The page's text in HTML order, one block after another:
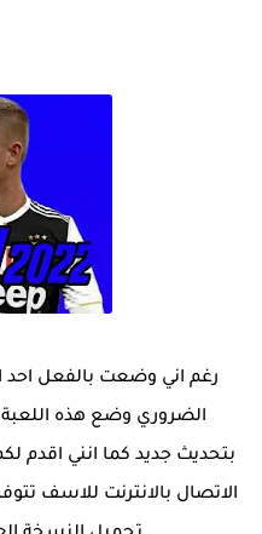
رغم اني وضعت بالفعل احد
الضروري وضع هذه اللعبة
بتحديث جديد كما انني اقدم
الاتصال بالانترنت للاسف